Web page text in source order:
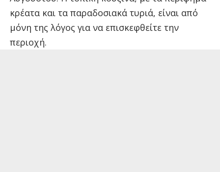
κρέατα και τα παραδοσιακά τυριά, είναι από
μόνη της λόγος για να επισκεφθείτε την
περιοχή.